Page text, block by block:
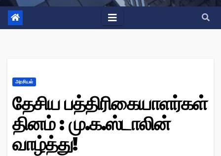
அரசியல்
தேசிய பத்திரிகையாளர்கள்
தினம் : மு.க.ஸ்டாலின்
வாழ்த்து!